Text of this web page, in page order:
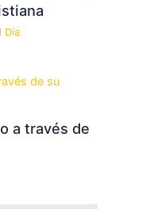
Día
a través de